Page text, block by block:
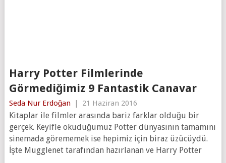
Harry Potter Filmlerinde
Görmediğimiz 9 Fantastik Canavar
Seda Nur Erdoğan | 21 Haziran 2016
Kitaplar ile filmler arasında bariz farklar olduğu bir
gerçek. Keyifle okuduğumuz Potter dünyasının tamamını
sinemada görememek ise hepimiz için biraz üzücüydü.
İşte Mugglenet tarafından hazırlanan ve Harry Potter